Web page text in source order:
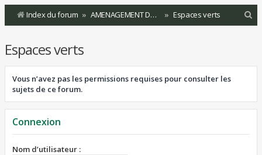
Index du forum AMENAGEMENT DU TERRITOIRE Espaces verts
c
Espaces verts
Vous n’avez pas les permissions requises pour consulter les
sujets de ce forum.
Connexion
Nom d’utilisateur :